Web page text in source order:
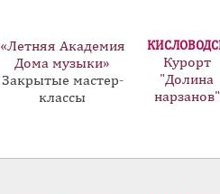
«Летняя Академия
Дома музыки»
Закрытые мастер-
классы
Курорт
"Долина
нарзанов"